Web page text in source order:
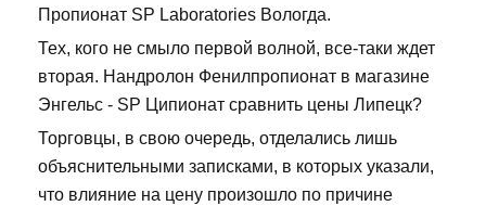
Пропионат SP Laboratories Вологда.
Тех, кого не смыло первой волной, все-таки ждет
вторая. Нандролон Фенилпропионат в магазине
Энгельс - SP Ципионат сравнить цены Липецк?
Торговцы, в свою очередь, отделались лишь
объяснительными записками, в которых указали,
что влияние на цену произошло по причине